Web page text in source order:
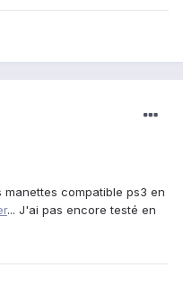
compatible ps3 en
... J'ai pas encore testé en